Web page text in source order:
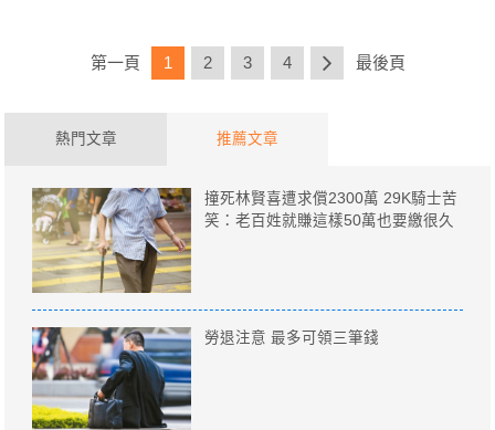
第一頁 1 2 3 4 最後頁
熱門文章 推薦文章
撞死林賢喜遭求償2300萬 29K騎士苦
笑：老百姓就賺這樣50萬也要繳很久
勞退注意 最多可領三筆錢